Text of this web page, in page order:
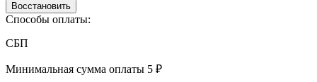
Восстановить
Способы оплаты:
СБП
Минимальная сумма оплаты 5 ₽